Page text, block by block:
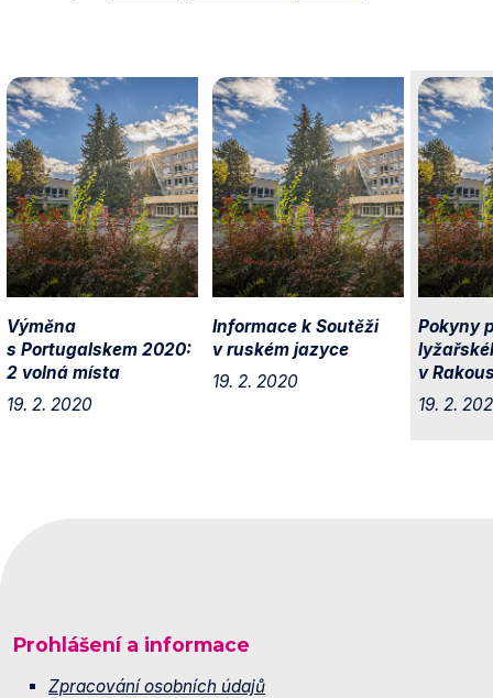
Výměna
s Portugalskem 2020:
2 volná místa
19. 2. 2020
Informace k Soutěži
v ruském jazyce
19. 2. 2020
Pokyny
v
19. 2.
Prohlášení a informace
Zpracování osobních údajů